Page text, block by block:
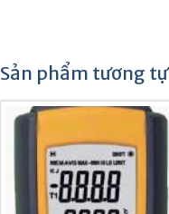
Sản phẩm tương tự